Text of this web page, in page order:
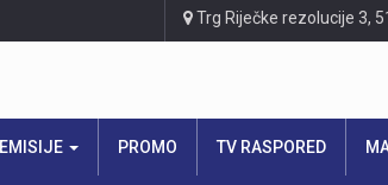
Trg Riječke rezolucije 3,
EMISIJE PROMO TV RASPORED